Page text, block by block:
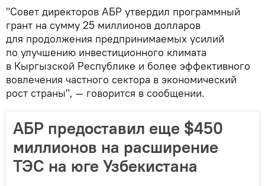
"Совет директоров АБР утвердил программный
грант на сумму 25 миллионов долларов
для продолжения предпринимаемых усилий
по улучшению инвестиционного климата
в Кыргызской Республике и более эффективного
вовлечения частного сектора в экономический
рост страны", — говорится в сообщении.
АБР предоставил еще $450
миллионов на расширение
ТЭС на юге Узбекистана